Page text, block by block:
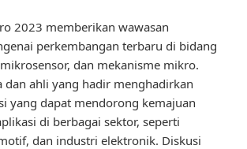
2023 memberikan wawasan
perkembangan terbaru di bidang
dan mekanisme mikro.
dan ahli yang hadir menghadirkan
yang dapat mendorong kemajuan
di berbagai sektor, seperti
dan industri elektronik. Diskusi